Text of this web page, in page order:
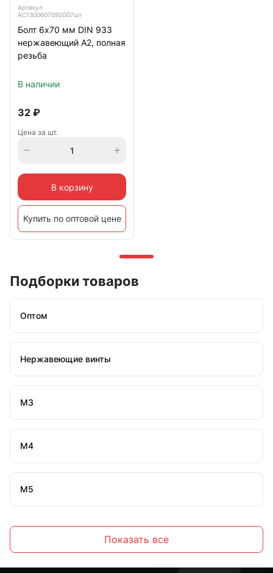
Артикул
АС1300607092G07шт
Болт 6х70 мм DIN 933
нержавеющий А2, полная
резьба
В наличии
32 ₽
Цена за шт.
В корзину
Купить по оптовой цене
Подборки товаров
Оптом
Нержавеющие винты
М3
М4
М5
Показать все